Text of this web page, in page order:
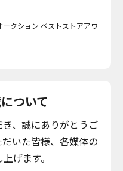
クション ベストストアアワ
ついて
、誠にありがとうご
いた皆様、各媒体の
げます。